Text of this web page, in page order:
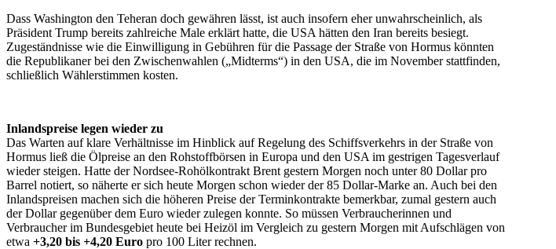
Dass Washington den Teheran doch gewähren lässt, ist auch insofern eher unwahrscheinlich, als
Präsident Trump bereits zahlreiche Male erklärt hatte, die USA hätten den Iran bereits besiegt.
Zugeständnisse wie die Einwilligung in Gebühren für die Passage der Straße von Hormus könnten
die Republikaner bei den Zwischenwahlen („Midterms“) in den USA, die im November stattfinden,
schließlich Wählerstimmen kosten.
Inlandspreise legen wieder zu
Das Warten auf klare Verhältnisse im Hinblick auf Regelung des Schiffsverkehrs in der Straße von
Hormus ließ die Ölpreise an den Rohstoffbörsen in Europa und den USA im gestrigen Tagesverlauf
wieder steigen. Hatte der Nordsee-Rohölkontrakt Brent gestern Morgen noch unter 80 Dollar pro
Barrel notiert, so näherte er sich heute Morgen schon wieder der 85 Dollar-Marke an. Auch bei den
Inlandspreisen machen sich die höheren Preise der Terminkontrakte bemerkbar, zumal gestern auch
der Dollar gegenüber dem Euro wieder zulegen konnte. So müssen Verbraucherinnen und
Verbraucher im Bundesgebiet heute bei Heizöl im Vergleich zu gestern Morgen mit Aufschlägen von
etwa +3,20 bis +4,20 Euro pro 100 Liter rechnen.